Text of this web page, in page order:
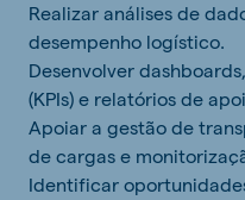
Realizar análises de
desempenho logístico.
Desenvolver
(KPIs) e relatórios de
Apoiar a gestão de
de cargas e
Identificar